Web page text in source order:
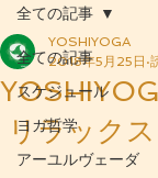
全ての記事
スケジュール
ヨガ哲学
アーユルヴェーダ
全ての記事
リラック
YOSHIYOGA
2018年5月25日